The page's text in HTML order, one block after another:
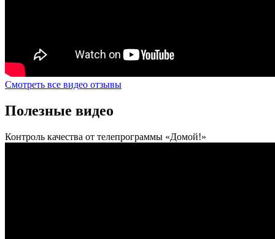
Смотреть все видео отзывы
Полезные видео
Контроль качества от телепрограммы «Домой!»